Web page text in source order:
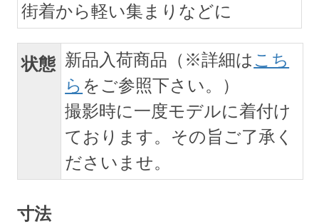
街着から軽い集まりなどに
状態 新品入荷商品（※詳細は こち
ら をご参照下さい。）
撮影時に一度モデルに着付け
ております。その旨ご了承く
ださいませ。
寸法